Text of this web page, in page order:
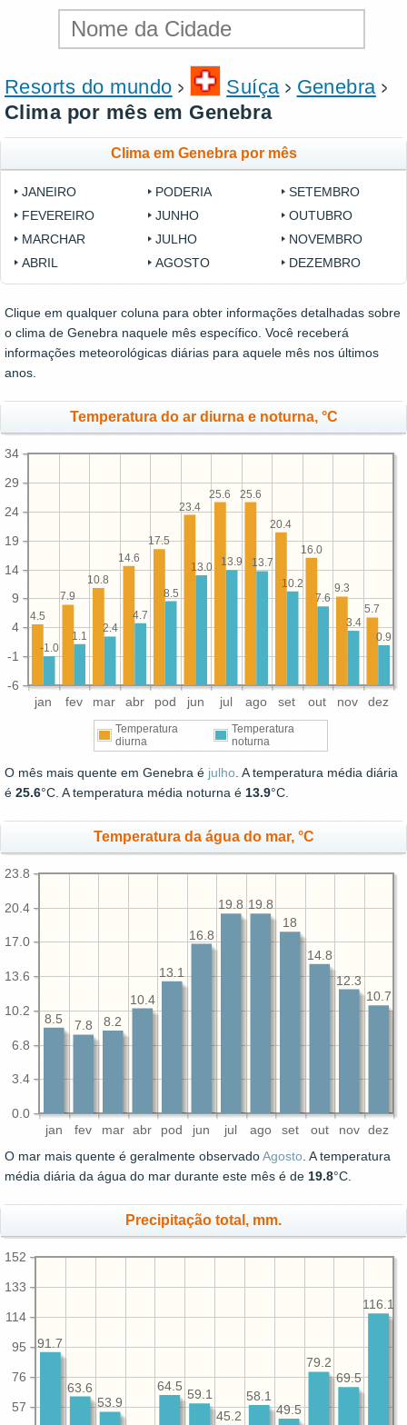
Resorts do mundo Suíça
Genebra
Clima por mês em Genebra
Clima em Genebra por mês
JANEIRO
FEVEREIRO
MARCHAR
ABRIL
PODERIA
JUNHO
JULHO
AGOSTO
SETEMBRO
OUTUBRO
NOVEMBRO
DEZEMBRO
Clique em qualquer coluna para obter informações detalhadas sobre
o clima de Genebra naquele mês específico. Você receberá
informações meteorológicas diárias para aquele mês nos últimos
anos.
Temperatura do ar diurna e noturna, °C
jan fev mar abr pod jun jul ago set out nov dez
-6
-1
4
9
14
19
24
29
34
5.7
9.3
16.0
20.4
25.6
25.6
23.4
17.5
14.6
10.8
7.9
4.5
0.9
3.4
7.6
10.2
13.7
13.9
13.0
8.5
4.7
2.4
1.1
-1.0
Temperatura
diurna
Temperatura
noturna
O mês mais quente em Genebra é julho . A temperatura média diária
é 25.6°C. A temperatura média noturna é 13.9°C.
Temperatura da água do mar, °C
jan fev mar abr pod jun jul ago set out nov dez
0.0
3.4
6.8
10.2
13.6
17.0
20.4
23.8
10.7
12.3
14.8
18
19.8
19.8
16.8
13.1
10.4
8.2
7.8
8.5
O mar mais quente é geralmente observadoAgosto . A temperatura
média diária da água do mar durante este mês é de 19.8°C.
Precipitação total, mm.
57
76
95
114
133
152
116.1
69.5
79.2
49.5
58.1
45.2
59.1
64.5
53.9
63.6
91.7